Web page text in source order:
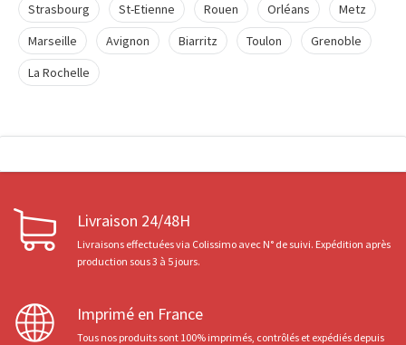
Strasbourg
St-Etienne Rouen Orléans
Metz
Marseille
Avignon Biarritz Toulon
Grenoble
La Rochelle
Livraison 24/48H
Livraisons effectuées via Colissimo avec N° de suivi. Expédition après
production sous 3 à 5 jours.
Imprimé en France
Tous nos produits sont 100% imprimés, contrôlés et expédiés depuis